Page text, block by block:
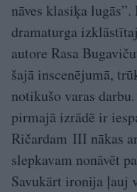
nāves klasiķa
dramaturga
autore Rasa
šajā inscenējumā,
notikušo varas
pirmajā izrādē ir
Ričardam III nākas
slepkavam nonāvēt
Savukārt ironija ļauj